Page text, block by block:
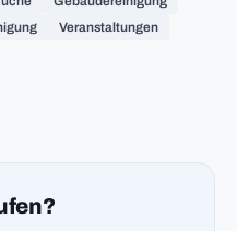
Veranstaltungen